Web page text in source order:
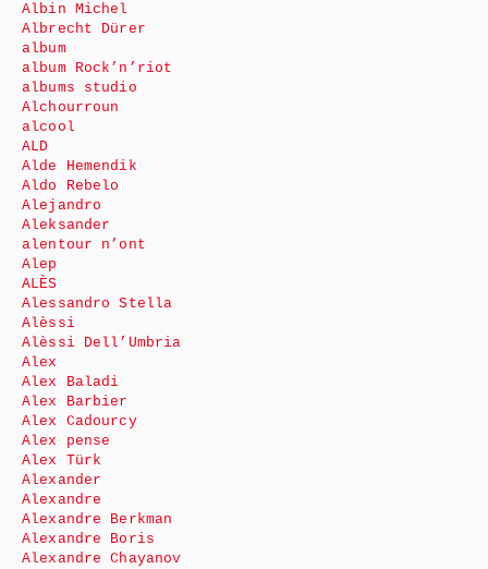
Albin Michel
Albrecht Dürer
album
album Rock’n’riot
albums studio
Alchourroun
alcool
ALD
Alde Hemendik
Aldo Rebelo
Alejandro
Aleksander
alentour n’ont
Alep
ALÈS
Alessandro Stella
Alèssi
Alèssi Dell’Umbria
Alex
Alex Baladi
Alex Barbier
Alex Cadourcy
Alex pense
Alex Türk
Alexander
Alexandre
Alexandre Berkman
Alexandre Boris
Alexandre Chayanov